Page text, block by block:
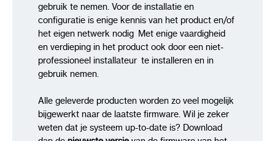
gebruik te nemen. Voor de installatie en
configuratie is enige kennis van het product en/of
het eigen netwerk nodig Met enige vaardigheid
en verdieping in het product ook door een niet-
professioneel installateur te installeren en in
gebruik nemen.
Alle geleverde producten worden zo veel mogelijk
bijgewerkt naar de laatste firmware. Wil je zeker
weten dat je systeem up-to-date is? Download